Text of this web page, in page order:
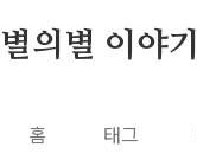
별의별 이야기
홈 태그